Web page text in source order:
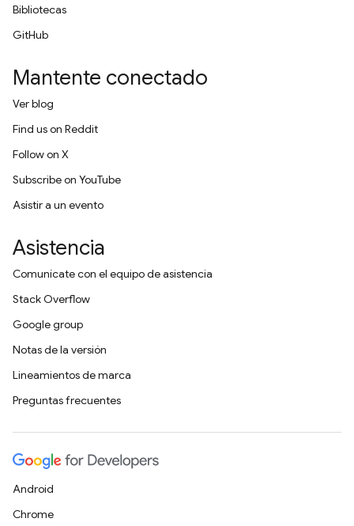
Bibliotecas
GitHub
Mantente conectado
Ver blog
Find us on Reddit
Follow on X
Subscribe on YouTube
Asistir a un evento
Asistencia
Comunícate con el equipo de asistencia
Stack Overflow
Google group
Notas de la versión
Lineamientos de marca
Preguntas frecuentes
Android
Chrome